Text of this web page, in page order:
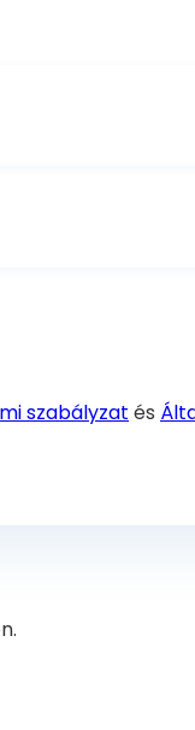
szabályzat és